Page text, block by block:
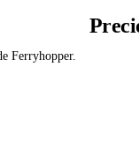
Ferryhopper.